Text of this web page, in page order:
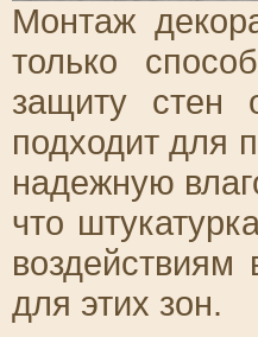
Монтаж
только
защиту стен
подходит для
надежную
что
для этих зон.